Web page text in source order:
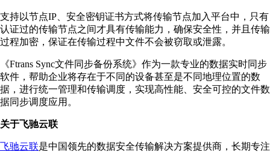
支持以节点IP、安全密钥证书方式将传输节点加入平台中，只有
认证过的传输节点之间才具有传输能力，确保安全性，并且传输
过程加密，保证在传输过程中文件不会被窃取或泄露。
《Ftrans Sync文件同步备份系统》作为一款专业的数据实时同步
软件，帮助企业将存在于不同的设备甚至是不同地理位置的数
据，进行统一管理和传输调度，实现高性能、安全可控的文件数
据同步调度应用。
关于飞驰云联
飞驰云联是中国领先的数据安全传输解决方案提供商，长期专注